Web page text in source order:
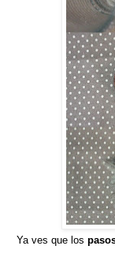
Ya ves que los